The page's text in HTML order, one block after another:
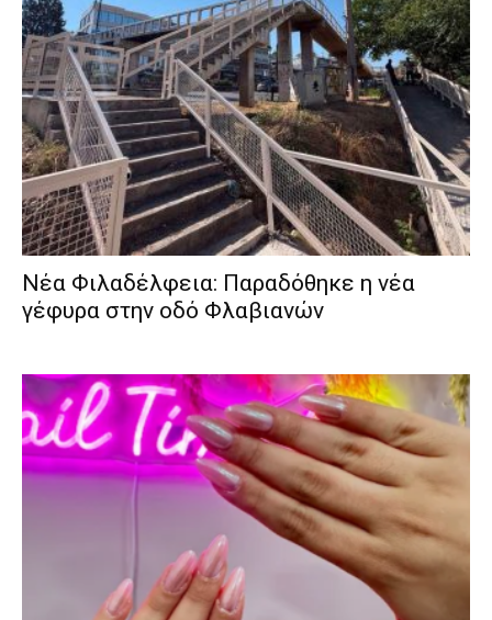
Νέα Φιλαδέλφεια: Παραδόθηκε η νέα
γέφυρα στην οδό Φλαβιανών